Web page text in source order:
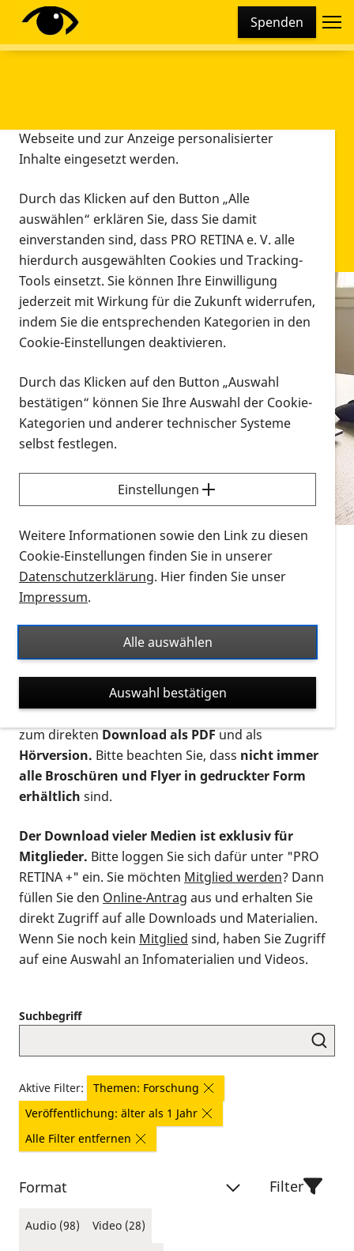
Spenden
Infomaterial
Infomaterial
Vorlesen
Alle Infomaterialien in verschiedenen
Formaten an einem Ort
Sie möchten wissen, wie Sie nach Infonmaterial
suchen und dieses bestellen bzw. herunterladen
können? Schauen Sie sich dieErklärvideos zum
Thema Infomaterial auf der PRO RETINA-Website
für blinde und sehbehinderte Menschen an.
Auf dieser Seite finden Sie sämtliches Infomaterial
Ort. Nutzen Sie den Formatfilter, um ausschließlich
nach Flyern und Broschüren, Audios oder Videos zu
suchen. Die meisten Flyer und Broschüren werden in
verschiedenen Formaten angeboten: zur
postalischen Bestellung als gedruckte Variante
zum direktenDownload als PDFund als
Hörversion. Bitte beachten Sie, dass nicht immer
alle Broschüren und Flyer in gedruckter Form
erhältlich sind.
Der Download vieler Medien ist exklusiv für
Mitglieder. Bitte loggen Sie sich dafür unter "PRO
RETINA +" ein. Sie möchten Mitglied werden? Dann
füllen Sie den Online-Antrag aus und erhalten Sie
direkt Zugriff auf alle Downloads und Materialien.
Wenn Sie noch kein Mitglied sind, haben Sie Zugriff
auf eine Auswahl an Infomaterialien und Videos.
Suchbegriff
Aktive Filter:
Themen: Forschung
Veröffentlichung: älter als 1 Jahr
Alle Filter entfernen
Format
Audio (98) Video (28)
Filter
Diese Webseite setzt verschiedene Cookies und
Tracking-Tools ein. Dies beinhaltet Cookies und
Webseite und zur Anzeige personalisierter
Inhalte eingesetzt werden.
Durch das Klicken auf den Button „Alle
auswählen“ erklären Sie, dass Sie damit
einverstanden sind, dass PRO RETINA e. V. alle
hierdurch ausgewählten Cookies und Tracking-
Tools einsetzt. Sie können Ihre Einwilligung
jederzeit mit Wirkung für die Zukunft widerrufen,
indem Sie die entsprechenden Kategorien in den
Cookie-Einstellungen deaktivieren.
Durch das Klicken auf den Button „Auswahl
bestätigen“ können Sie Ihre Auswahl der Cookie-
Kategorien und anderer technischer Systeme
selbst festlegen.
Einstellungen
Weitere Informationen sowie den Link zu diesen
Cookie-Einstellungen finden Sie in unserer
Datenschutzerklärung. Hier finden Sie unser
Impressum.
Alle auswählen
Auswahl bestätigen